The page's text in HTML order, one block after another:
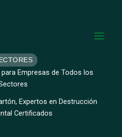
Empresas de Todos los
Expertos en Destrucción
Certificados